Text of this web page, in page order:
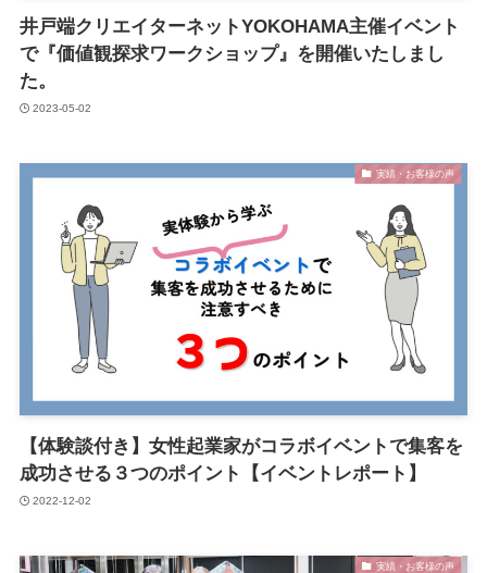
井戸端クリエイターネットYOKOHAMA主催イベント
で『価値観探求ワークショップ』を開催いたしまし
た。
2023-05-02
実績・お客様の声
【体験談付き】女性起業家がコラボイベントで集客を
成功させる３つのポイント【イベントレポート】
2022-12-02
実績・お客様の声